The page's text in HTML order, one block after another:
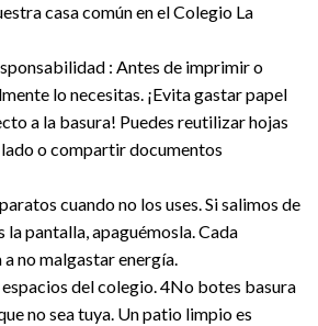
casa común en el Colegio La
: Antes de imprimir o
lo necesitas. ¡Evita gastar papel
a la basura! Puedes reutilizar hojas
o compartir documentos
cuando no los uses. Si salimos de
la pantalla, apaguémosla. Cada
no malgastar energía.
del colegio. 4No botes basura
no sea tuya. Un patio limpio es